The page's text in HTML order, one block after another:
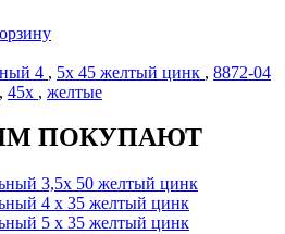
4 , 5х 45 желтый цинк , 8872-04
, 45х , желтые
ПОКУПАЮТ
3,5х 50 желтый цинк
4 х 35 желтый цинк
5 х 35 желтый цинк